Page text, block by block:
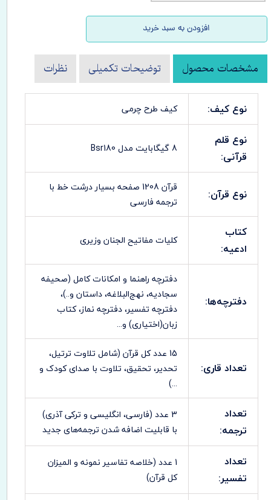
افزودن به سبد خرید
مشخصات محصول توضیحات تکمیلی نظرات
نوع کیف: کیف طرح چرمی
نوع قلم
قرآنی:
8 گیگابایت مدل Bsr180
نوع قرآن:
قرآن 1208 صفحه بسیار درشت خط با
ترجمه فارسی
کتاب
ادعیه:
کلیات مفاتیح الجنان وزیری
دفترچه‌ها:
دفترچه راهنما و امکانات کامل (صحیفه
سجادیه، نهج‌البلاغه، داستان و..)،
دفترچه تفسیر، دفترچه نماز، کتاب
زبان(اختیاری) و...
تعداد قاری:
15 عدد کل قرآن (شامل تلاوت ترتیل،
تحدیر، تحقیق، تلاوت با صدای کودک و
...)
تعداد
ترجمه:
3 عدد (فارسی، انگلیسی و ترکی آذری)
با قابلیت اضافه شدن ترجمه‌های جدید
تعداد
تفسیر:
1 عدد (خلاصه تفاسیر نمونه و المیزان
کل قرآن)